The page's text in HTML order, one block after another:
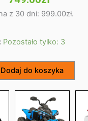
cena
999.00zł.
cena
749.00zł.
z 30 dni: 999.00zł.
Pozostało tylko: 3
Dodaj do koszyka